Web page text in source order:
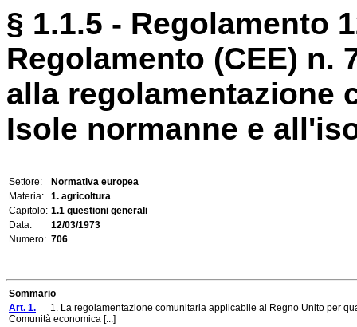
§ 1.1.5 - Regolamento
Regolamento (CEE) n.
alla regolamentazione
Isole normanne e
Settore:
Normativa europea
Materia:
1. agricoltura
Capitolo: 1.1 questioni generali
Data:
12/03/1973
Numero: 706
Sommario
Art. 1. 1. La regolamentazione comunitaria applicabile al Regno Unito per
Comunità economica [...]